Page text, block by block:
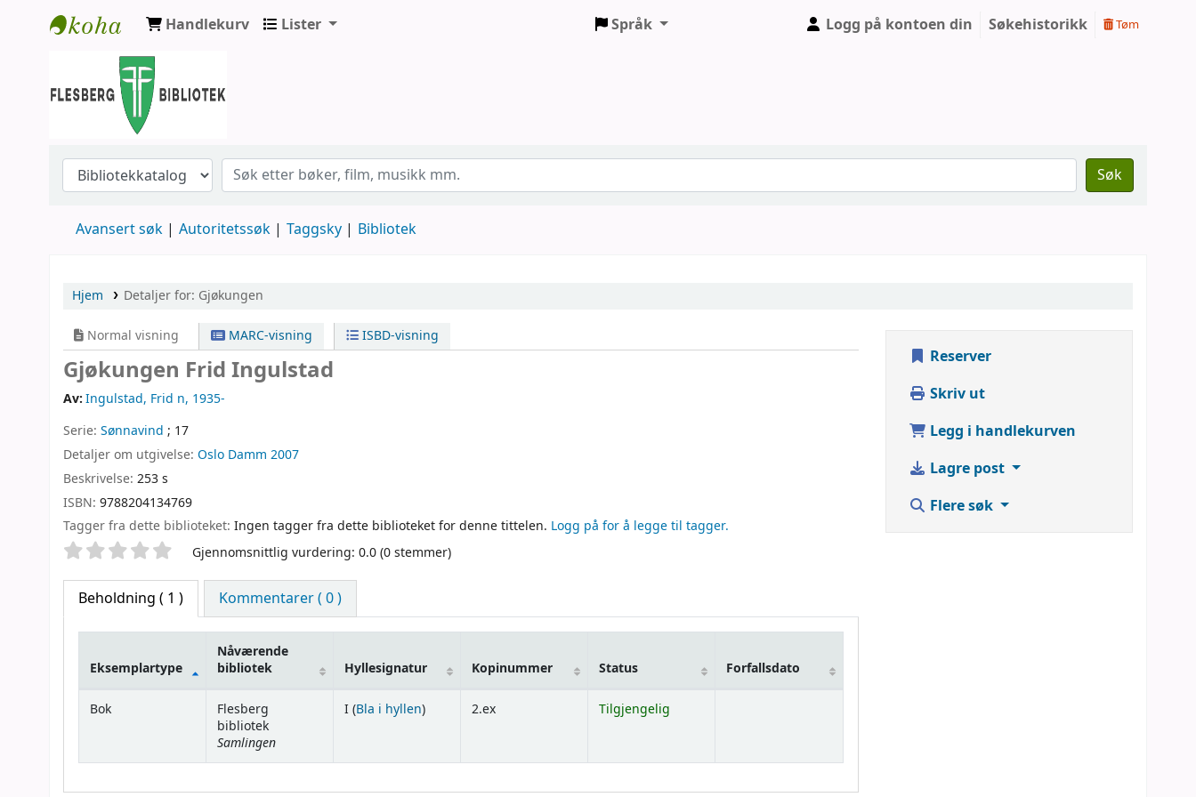
Flesberg bibliotek
Handlekurv Lister Språk Logg på kontoen din Søkehistorikk Tøm
Søk
Avansert søk Autoritetssøk Taggsky Bibliotek
Hjem Detaljer for: Gjøkungen
Normal visning MARC-visning ISBD-visning
Gjøkungen Frid Ingulstad
Av:Ingulstad, Frid n, 1935-
Serie: Sønnavind ; 17
Detaljer om utgivelse: Oslo Damm 2007
Beskrivelse: 253 s
ISBN: 9788204134769
Tagger fra dette biblioteket: Ingen tagger fra dette biblioteket for denne tittelen. Logg på for å legge til tagger.
StjernevurderingGjennomsnittlig vurdering: 0.0 (0 stemmer)
Beholdning ( 1 ) Kommentarer ( 0 )
Beholdning
Eksemplartype
Nåværende
bibliotek
Hyllesignatur Kopinummer Status Forfallsdato
Bok
Flesberg
bibliotek
Samlingen
I (Bla i hyllen(Åpnes under)
) 2.ex Tilgjengelig
Reserver
Skriv ut
Legg i handlekurven
Lagre post
Flere søk